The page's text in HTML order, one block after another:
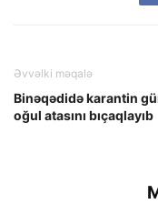
Əvvəlki məqalə
Binəqədidə karantin
oğul atasını bıçaqlayıb